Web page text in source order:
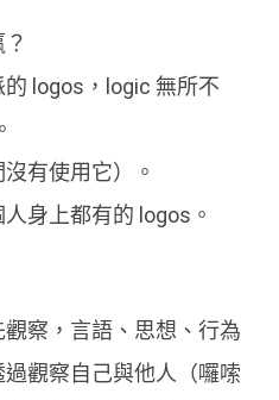
logos，logic 無所不
有使用它）。
身上都有的 logos。
察，言語、思想、行為
觀察自己與他人（囉嗦